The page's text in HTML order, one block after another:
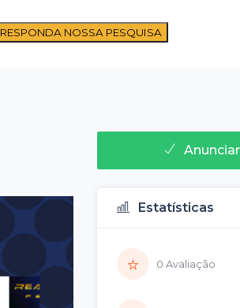
RESPONDA NOSSA PESQUISA
Estatísticas
0 Avaliação